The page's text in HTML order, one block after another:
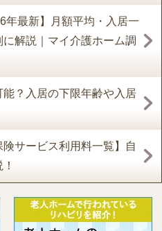
年最新】月額平均・入居一
解説｜マイ介護ホーム調
？入居の下限年齢や入居
険サービス利用料一覧】自